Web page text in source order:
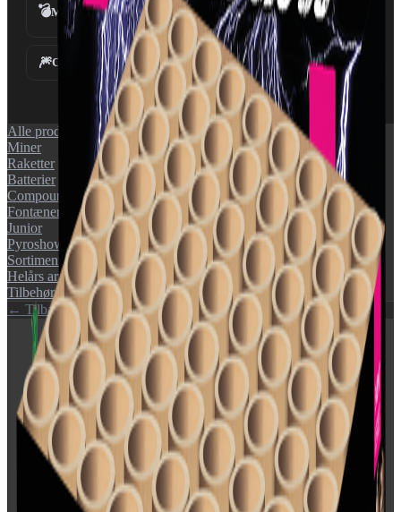
💣Miner ⛲Fontæner
🎆Compounds ✨Tilbehør
Alle produkter
Miner
Raketter
Batterier
Compounds
Fontæner
Junior
Pyroshow
Sortimenter
Helårs artikler (F1)
Tilbehør
← Tilbage til katalog